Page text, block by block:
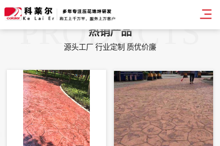
PRODUCTS
热销产品
源头工厂 行业定制 质优价廉